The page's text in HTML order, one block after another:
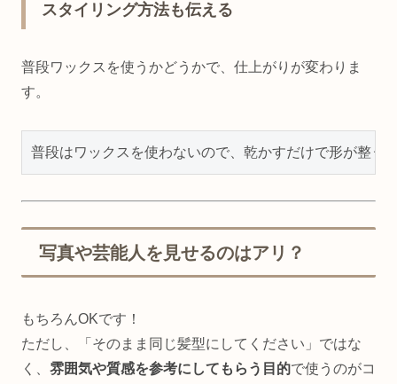
スタイリング方法も伝える
普段ワックスを使うかどうかで、仕上がりが変わりま
す。
写真や芸能人を見せるのはアリ？
もちろんOKです！
ただし、「そのまま同じ髪型にしてください」ではな
く、 雰囲気や質感を参考にしてもらう目的で使うのがコ